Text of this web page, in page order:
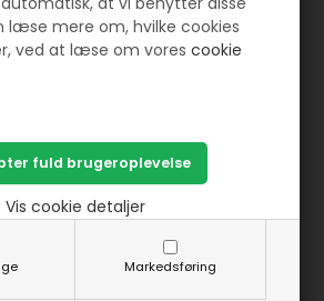
læse mere om, hvilke cookies
ved at læse om vorescookie
Markedsføring
Vis cookie detaljer